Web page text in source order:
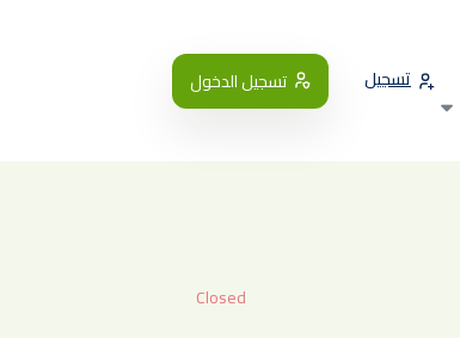
تسجيل تسجيل الدخول
Closed